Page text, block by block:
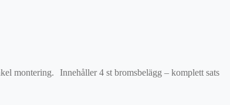
montering. Innehåller 4 st bromsbelägg – komplett sats